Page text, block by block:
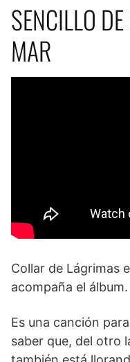
SENCILLO
MAR
Collar de Lágrimas
acompaña el álbum.
Es una canción
saber que, del otro